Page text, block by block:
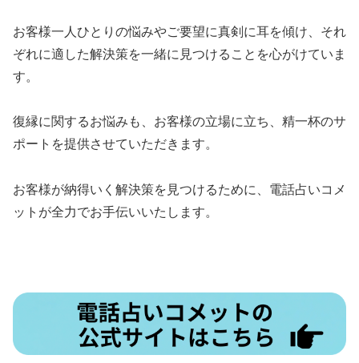
お客様一人ひとりの悩みやご要望に真剣に耳を傾け、それ
ぞれに適した解決策を一緒に見つけることを心がけていま
す。
復縁に関するお悩みも、お客様の立場に立ち、精一杯のサ
ポートを提供させていただきます。
お客様が納得いく解決策を見つけるために、電話占いコメ
ットが全力でお手伝いいたします。